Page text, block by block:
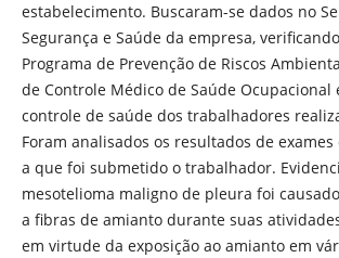
estabelecimento. Buscaram-se dados no
Segurança e Saúde da empresa,
Programa de Prevenção de Riscos
de Controle Médico de Saúde Ocupacional
controle de saúde dos trabalhadores
Foram analisados os resultados de
a que foi submetido o trabalhador.
mesotelioma maligno de pleura foi
a fibras de amianto durante suas
em virtude da exposição ao amianto em